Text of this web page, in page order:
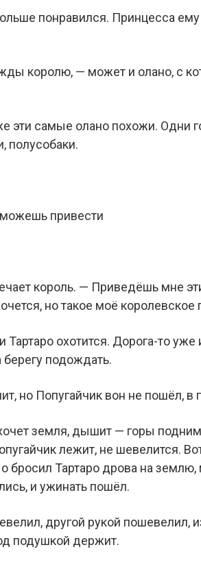
понравился. Принцесса ему
королю, — может и олано, с
эти самые олано похожи. Одни
полусобаки.
можешь привести
король. — Приведёшь мне
но такое моё королевское
охотится. Дорога-то
берегу подождать.
но Попугайчик вон не пошёл, в
земля, дышит — горы
лежит, не шевелится.
бросил Тартаро дрова на
и ужинать пошёл.
другой рукой пошевелил,
подушкой держит.